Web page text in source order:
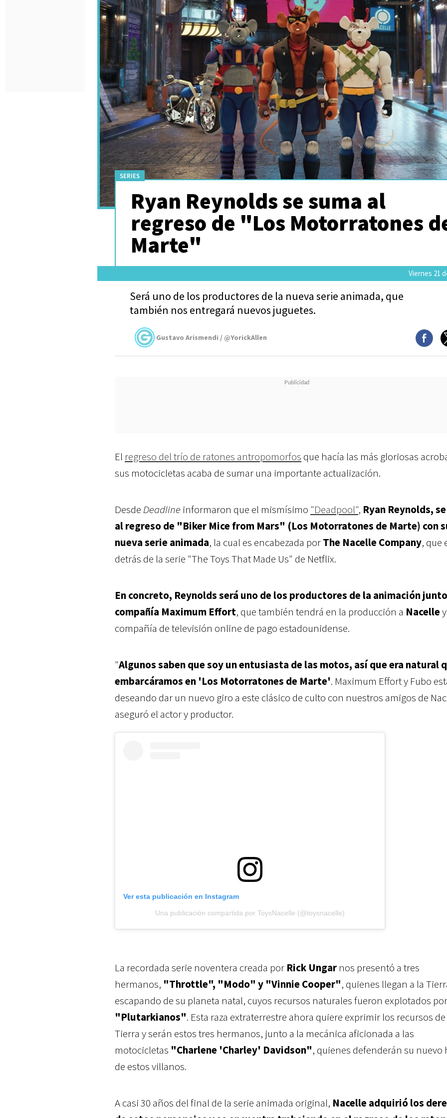
SERIES
Ryan Reynolds se suma al
regreso de "Los Motorratones
Marte"
Viernes 21
Será uno de los productores de la nueva serie animada, que
también nos entregará nuevos juguetes.
Gustavo Arismendi / @YorickAllen
El regreso del trío de ratones antropomorfos que hacía las más gloriosas
sus motocicletas acaba de sumar una importante actualización.
Desde Deadline informaron que el mismísimo "Deadpool", Ryan Reynolds,
al regreso de "Biker Mice from Mars" (Los Motorratones de Marte) con
nueva serie animada, la cual es encabezada porThe Nacelle Company, que
detrás de la serie "The Toys That Made Us" de Netflix.
En concreto, Reynolds será uno de los productores de la animación
compañía Maximum Effort, que también tendrá en la producción a Nacelle
compañía de televisión online de pago estadounidense.
"Algunos saben que soy un entusiasta de las motos, así que era natural
embarcáramos en 'Los Motorratones de Marte'. Maximum Effort y Fubo
deseando dar un nuevo giro a este clásico de culto con nuestros amigos de
aseguró el actor y productor.
Ver esta publicación en Instagram
Una publicación compartida por ToysNacelle (@toysnacelle)
La recordada serie noventera creada por Rick Ungar nos presentó a tres
hermanos, "Throttle", "Modo" y "Vinnie Cooper", quienes llegan a la
escapando de su planeta natal, cuyos recursos naturales fueron explotados
"Plutarkianos". Esta raza extraterrestre ahora quiere exprimir los recursos
Tierra y serán estos tres hermanos, junto a la mecánica aficionada a las
motocicletas "Charlene 'Charley' Davidson", quienes defenderán su nuevo
de estos villanos.
A casi 30 años del final de la serie animada original, Nacelle adquiriólos